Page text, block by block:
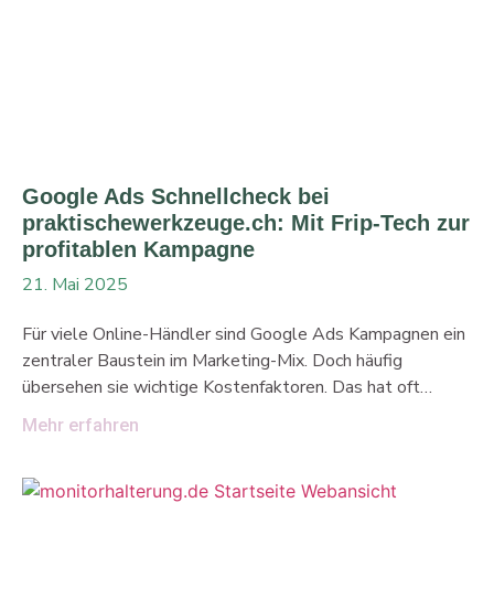
Google Ads Schnellcheck bei
praktischewerkzeuge.ch: Mit Frip-Tech zur
profitablen Kampagne
21. Mai 2025
Für viele Online-Händler sind Google Ads Kampagnen ein
zentraler Baustein im Marketing-Mix. Doch häufig
übersehen sie wichtige Kostenfaktoren. Das hat oft
ernüchternde Folgen auf den Erfolg der Kampagne. Bei
Schnellcheck einen entscheidenden Turnaround
Mehr erfahren